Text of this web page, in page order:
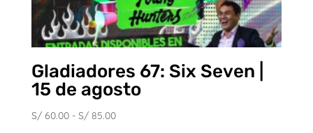
Gladiadores 67: Six Seven |
15 de agosto
S/60.00 - S/85.00Rango